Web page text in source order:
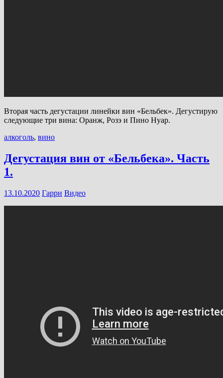
Вторая часть дегустации линейки вин «Бельбек». Дегустирую
следующие три вина: Оранж, Розэ и Пино Нуар.
алкоголь, вино
Дегустация вин от «Бельбека». Часть
1.
13.10.2020 Гарри Видео